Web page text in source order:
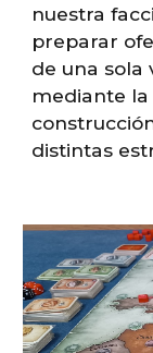
nuestra
preparar
de una sola
mediante la
distintas